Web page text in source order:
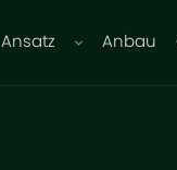
Ansatz Anbau